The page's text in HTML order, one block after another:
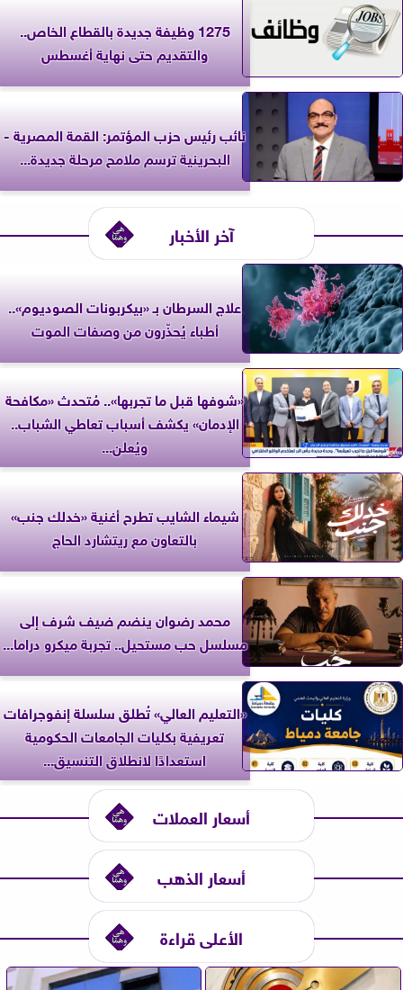
1275 وظيفة جديدة بالقطاع الخاص..
والتقديم حتى نهاية أغسطس
نائب رئيس حزب المؤتمر: القمة المصرية -
البحرينية ترسم ملامح مرحلة جديدة...
آخر الأخبار
علاج السرطان بـ «بيكربونات الصوديوم»..
أطباء يُحذّرون من وصفات الموت
«شوفها قبل ما تجربها».. مُتحدث «مكافحة
الإدمان» يكشف أسباب تعاطي الشباب..
ويُعلن...
شيماء الشايب تطرح أغنية «خدلك جنب»
بالتعاون مع ريتشارد الحاج
محمد رضوان ينضم ضيف شرف إلى
مسلسل حب مستحيل.. تجربة ميكرو دراما...
«التعليم العالي» تُطلق سلسلة إنفوجرافات
تعريفية بكليات الجامعات الحكومية
استعدادًا لانطلاق التنسيق...
أسعار العملات
أسعار الذهب
الأعلى قراءة